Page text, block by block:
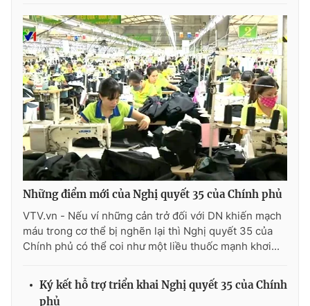
Photo Infographic
Video Shorts video
VTV Money VTV Thể thao
VTV Sức khoẻ Bất động sản
Thị trường 24h Tấm lòng Việt
VTV4 Vươn mình bằng AI
Liên hệ tòa soạn
Những điểm mới của Nghị quyết 35 của Chính phủ
VTV.vn - Nếu ví những cản trở đối với DN khiến mạch
máu trong cơ thể bị nghẽn lại thì Nghị quyết 35 của
Chính phủ có thể coi như một liều thuốc mạnh khơi...
Ký kết hỗ trợ triển khai Nghị quyết 35 của Chính
phủ